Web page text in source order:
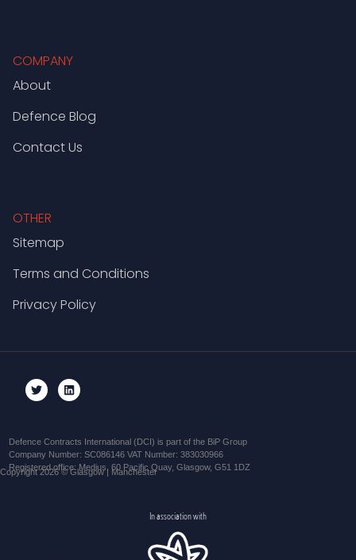
COMPANY
About
Defence Blog
Contact Us
OTHER
Sitemap
Terms and Conditions
Privacy Policy
Defence Contracts International (DCI) is part of the BiP Group
Company Number: SC086146 VAT Number: 383030966
Registered office: Medius, 60 Pacific Quay, Glasgow, G51 1DZ
Copyright 2026 © Glasgow | Manchester
In association with